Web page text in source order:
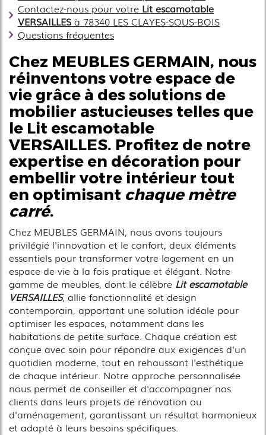
Contactez-nous pour votre Lit escamotable
VERSAILLES à 78340 LES CLAYES-SOUS-BOIS
Questions fréquentes
Chez MEUBLES GERMAIN, nous
réinventons votre espace de
vie grâce à des solutions de
mobilier astucieuses telles que
le Lit escamotable
VERSAILLES. Profitez de notre
expertise en décoration pour
embellir votre intérieur tout
en optimisant chaque mètre
carré.
Chez MEUBLES GERMAIN, nous avons toujours
privilégié l'innovation et le confort, deux éléments
essentiels pour transformer votre logement en un
espace de vie à la fois pratique et élégant. Notre
gamme de meubles, dont le célèbre Lit escamotable
VERSAILLES, allie fonctionnalité et design
contemporain, apportant une solution idéale pour
optimiser les espaces, notamment dans les
habitations de petite surface. Chaque création est
conçue avec soin pour répondre aux exigences d'un
quotidien moderne, tout en rehaussant l'esthétique
de chaque intérieur. Notre approche personnalisée
nous permet de conseiller et d'accompagner nos
clients dans leurs projets de rénovation ou
d'aménagement, garantissant un résultat harmonieux
et adapté à leurs besoins spécifiques.